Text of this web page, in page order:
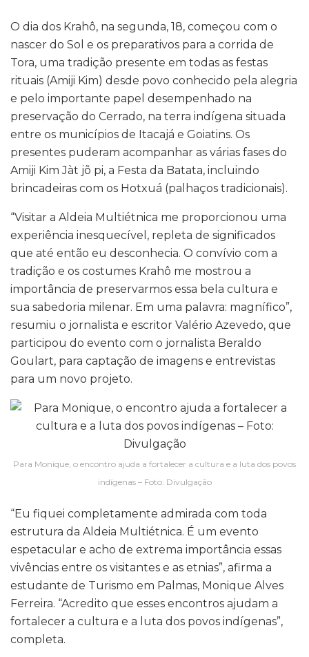
O dia dos Krahô, na segunda, 18, começou com o
nascer do Sol e os preparativos para a corrida de
Tora, uma tradição presente em todas as festas
rituais (Amiji Kim) desde povo conhecido pela alegria
e pelo importante papel desempenhado na
preservação do Cerrado, na terra indígena situada
entre os municípios de Itacajá e Goiatins. Os
presentes puderam acompanhar as várias fases do
Amiji Kim Jàt jõ pi, a Festa da Batata, incluindo
brincadeiras com os Hotxuá (palhaços tradicionais).
“Visitar a Aldeia Multiétnica me proporcionou uma
experiência inesquecível, repleta de significados
que até então eu desconhecia. O convívio com a
tradição e os costumes Krahô me mostrou a
importância de preservarmos essa bela cultura e
sua sabedoria milenar. Em uma palavra: magnífico”,
resumiu o jornalista e escritor Valério Azevedo, que
participou do evento com o jornalista Beraldo
Goulart, para captação de imagens e entrevistas
para um novo projeto.
Para Monique, o encontro ajuda a fortalecer a cultura e a luta dos povos
indígenas – Foto: Divulgação
“Eu fiquei completamente admirada com toda
estrutura da Aldeia Multiétnica. É um evento
espetacular e acho de extrema importância essas
vivências entre os visitantes e as etnias”, afirma a
estudante de Turismo em Palmas, Monique Alves
Ferreira. “Acredito que esses encontros ajudam a
fortalecer a cultura e a luta dos povos indígenas”,
completa.